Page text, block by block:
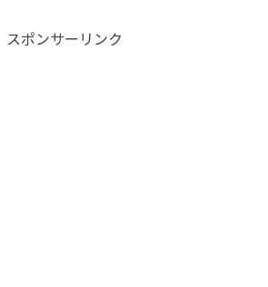
スポンサーリンク